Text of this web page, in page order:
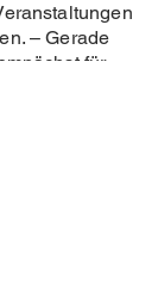
– Gerade
für